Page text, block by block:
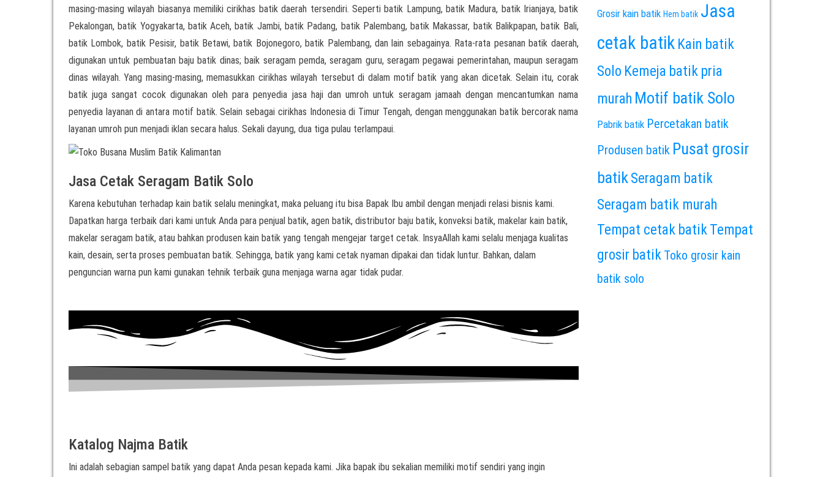
masing-masing wilayah biasanya memiliki cirikhas batik daerah tersendiri. Seperti batik Lampung, batik Madura, batik Irianjaya, batik
Pekalongan, batik Yogyakarta, batik Aceh, batik Jambi, batik Padang, batik Palembang, batik Makassar, batik Balikpapan, batik Bali,
batik Lombok, batik Pesisir, batik Betawi, batik Bojonegoro, batik Palembang, dan lain sebagainya. Rata-rata pesanan batik daerah,
digunakan untuk pembuatan baju batik dinas; baik seragam pemda, seragam guru, seragam pegawai pemerintahan, maupun seragam
dinas wilayah. Yang masing-masing, memasukkan cirikhas wilayah tersebut di dalam motif batik yang akan dicetak. Selain itu, corak
batik juga sangat cocok digunakan oleh para penyedia jasa haji dan umroh untuk seragam jamaah dengan mencantumkan nama
penyedia layanan di antara motif batik. Selain sebagai cirikhas Indonesia di Timur Tengah, dengan menggunakan batik bercorak nama
layanan umroh pun menjadi iklan secara halus. Sekali dayung, dua tiga pulau terlampaui.
Jasa Cetak Seragam Batik Solo
Karena kebutuhan terhadap kain batik selalu meningkat, maka peluang itu bisa Bapak Ibu ambil dengan menjadi relasi bisnis kami.
Dapatkan harga terbaik dari kami untuk Anda para penjual batik, agen batik, distributor baju batik, konveksi batik, makelar kain batik,
makelar seragam batik, atau bahkan produsen kain batik yang tengah mengejar target cetak. InsyaAllah kami selalu menjaga kualitas
kain, desain, serta proses pembuatan batik. Sehingga, batik yang kami cetak nyaman dipakai dan tidak luntur. Bahkan, dalam
penguncian warna pun kami gunakan tehnik terbaik guna menjaga warna agar tidak pudar.
Katalog Najma Batik
Ini adalah sebagian sampel batik yang dapat Anda pesan kepada kami. Jika bapak ibu sekalian memiliki motif sendiri yang ingin
Grosir kain batik Hem batik Jasa
cetak batik Kain batik
Solo Kemeja batik pria
murah Motif batik Solo
Pabrik batik Percetakan batik
Produsen batik Pusat grosir
batik Seragam batik
Seragam batik murah
Tempat cetak batik Tempat
grosir batik Toko grosir kain
batik solo